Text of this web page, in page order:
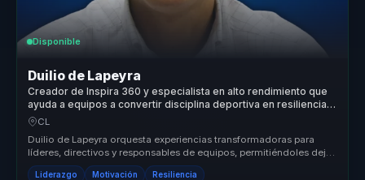
Disponible
Duilio de Lapeyra
Creador de Inspira 360 y especialista en alto rendimiento que
ayuda a equipos a convertir disciplina deportiva en resiliencia,
motivación y resultados.
CL
Duilio de Lapeyra orquesta experiencias transformadoras para
líderes, directivos y responsables de equipos, permitiéndoles dejar
atrás eq...
Liderazgo Motivación Resiliencia